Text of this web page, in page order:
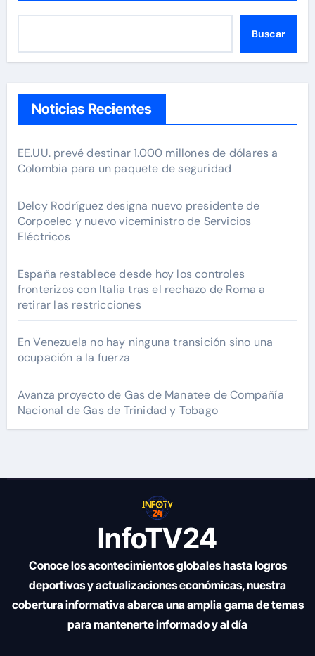
Buscar
Noticias Recientes
EE.UU. prevé destinar 1.000 millones de dólares a
Colombia para un paquete de seguridad
Delcy Rodríguez designa nuevo presidente de
Corpoelec y nuevo viceministro de Servicios
Eléctricos
España restablece desde hoy los controles
fronterizos con Italia tras el rechazo de Roma a
retirar las restricciones
En Venezuela no hay ninguna transición sino una
ocupación a la fuerza
Avanza proyecto de Gas de Manatee de Compañía
Nacional de Gas de Trinidad y Tobago
InfoTV24
Conoce los acontecimientos globales hasta logros
deportivos y actualizaciones económicas, nuestra
cobertura informativa abarca una amplia gama de temas
para mantenerte informado y al día